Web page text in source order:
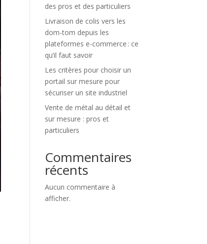
des pros et des particuliers
Livraison de colis vers les
dom-tom depuis les
plateformes e-commerce : ce
qu’il faut savoir
Les critères pour choisir un
portail sur mesure pour
sécuriser un site industriel
Vente de métal au détail et
sur mesure : pros et
particuliers
Commentaires
récents
Aucun commentaire à
afficher.